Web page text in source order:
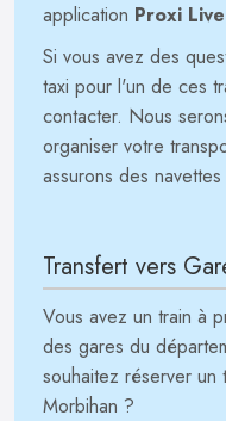
application Proxi Live
Si vous avez des
taxi pour l'un de ces
contacter. Nous
organiser votre
assurons des
Transfert vers
Vous avez un train à
des gares du
souhaitez réserver un
Morbihan ?